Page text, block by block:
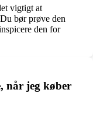
vigtigt at
bør prøve den
den for
når jeg køber